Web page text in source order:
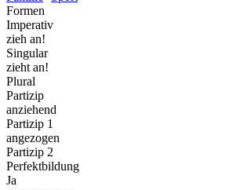
Formen
Imperativ
zieh an!
Singular
zieht an!
Plural
Partizip
anziehend
Partizip 1
angezogen
Partizip 2
Perfektbildung
Ja